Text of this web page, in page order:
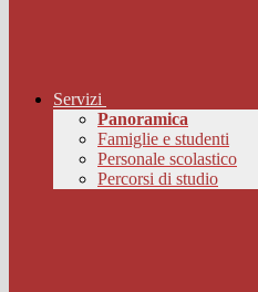
Servizi
Panoramica
Famiglie e studenti
Personale scolastico
Percorsi di studio